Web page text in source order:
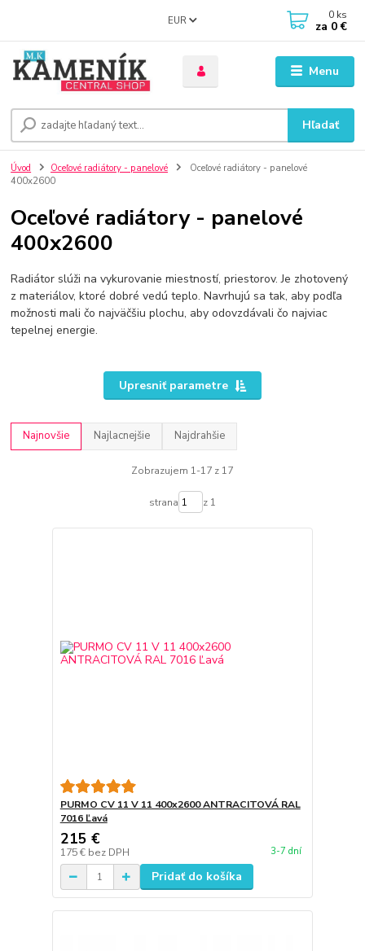
Menu
EUR
Hľadať
0 ks
za 0 €
Úvod Oceľové radiátory - panelové
Oceľové radiátory - panelové
400x2600
Oceľové radiátory - panelové
400x2600
Radiátor slúži na vykurovanie miestností, priestorov. Je zhotovený
z materiálov, ktoré dobré vedú teplo. Navrhujú sa tak, aby podľa
možnosti mali čo najväčšiu plochu, aby odovzdávali čo najviac
tepelnej energie.
Upresniť parametre
Najnovšie Najlacnejšie Najdrahšie
Zobrazujem 1-17 z 17
strana z 1
PURMO CV 11 V 11 400x2600 ANTRACITOVÁ RAL
7016 Ľavá
215 €
175 € bez DPH 3-7 dní
Pridať do košíka